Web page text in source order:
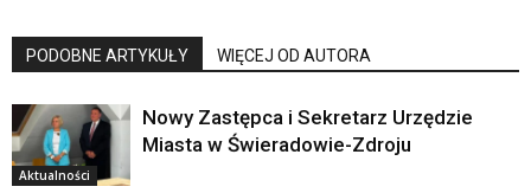
PODOBNE ARTYKUŁY WIĘCEJ OD AUTORA
Aktualności
Nowy Zastępca i Sekretarz Urzędzie
Miasta w Świeradowie-Zdroju